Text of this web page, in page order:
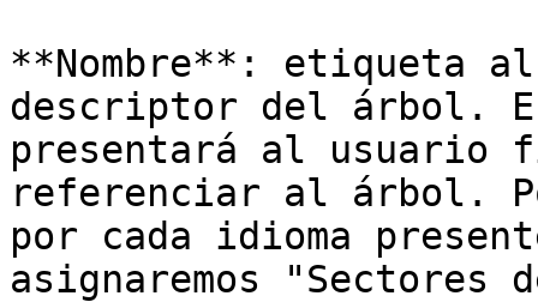
**Nombre**: etiqueta
descriptor del árbol.
presentará al usuario
referenciar al árbol.
por cada idioma
asignaremos "Sectores